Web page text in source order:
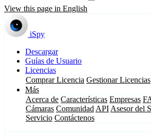
View this page in English
iSpy
Descargar
Guías de Usuario
Licencias
Comprar Licencia Gestionar Licencias
Más
Acerca de Características Empresas
Cámaras Comunidad API Asesor del
Servicio Contáctenos